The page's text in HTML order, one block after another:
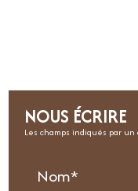
NOUS ÉCRIRE
Les champs indiqués par
Nom*